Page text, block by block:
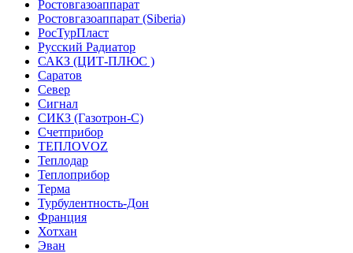
Ростовгазоаппарат
Ростовгазоаппарат (Siberia)
РосТурПласт
Русский Радиатор
САКЗ (ЦИТ-ПЛЮС )
Саратов
Север
Сигнал
СИКЗ (Газотрон-С)
Счетприбор
ТЕПЛОVOZ
Теплодар
Теплоприбор
Терма
Турбулентность-Дон
Франция
Хотхан
Эван